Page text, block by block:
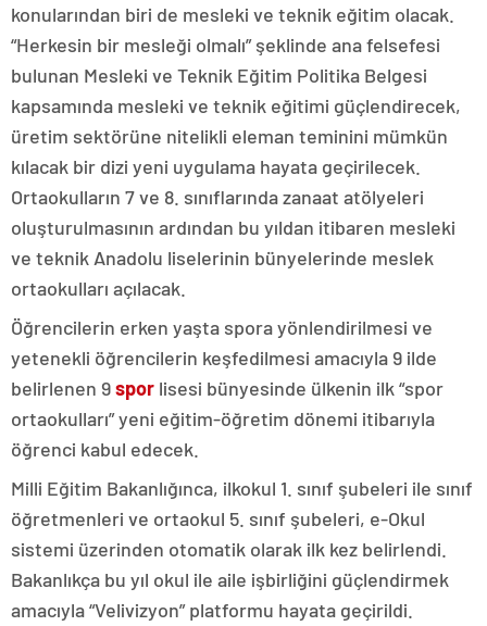
konularından biri de mesleki ve teknik eğitim olacak.
“Herkesin bir mesleği olmalı” şeklinde ana felsefesi
bulunan Mesleki ve Teknik Eğitim Politika Belgesi
kapsamında mesleki ve teknik eğitimi güçlendirecek,
üretim sektörüne nitelikli eleman teminini mümkün
kılacak bir dizi yeni uygulama hayata geçirilecek.
Ortaokulların 7 ve 8. sınıflarında zanaat atölyeleri
oluşturulmasının ardından bu yıldan itibaren mesleki
ve teknik Anadolu liselerinin bünyelerinde meslek
ortaokulları açılacak.
Öğrencilerin erken yaşta spora yönlendirilmesi ve
yetenekli öğrencilerin keşfedilmesi amacıyla 9 ilde
belirlenen 9spor lisesi bünyesinde ülkenin ilk “spor
ortaokulları” yeni eğitim-öğretim dönemi itibarıyla
öğrenci kabul edecek.
Milli Eğitim Bakanlığınca, ilkokul 1. sınıf şubeleri ile sınıf
öğretmenleri ve ortaokul 5. sınıf şubeleri, e-Okul
sistemi üzerinden otomatik olarak ilk kez belirlendi.
Bakanlıkça bu yıl okul ile aile işbirliğini güçlendirmek
amacıyla “Velivizyon” platformu hayata geçirildi.